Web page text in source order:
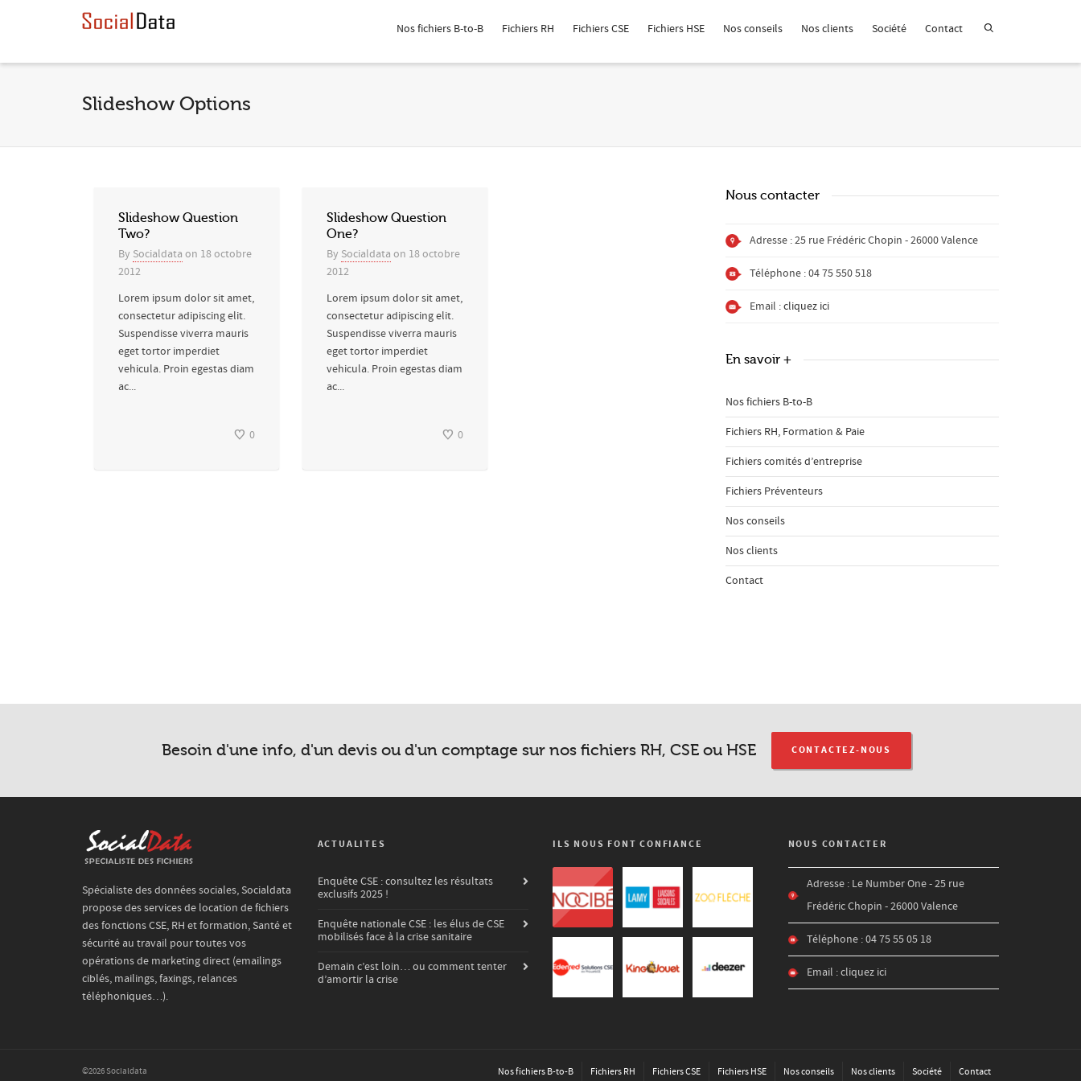
Nos fichiers B-to-B Fichiers RH Fichiers CSE Fichiers HSE Nos conseils Nos clients Société Contact
Slideshow Options
Slideshow Question
Two?
By Socialdata on 18 octobre
2012
Lorem ipsum dolor sit amet,
consectetur adipiscing elit.
Suspendisse viverra mauris
eget tortor imperdiet
vehicula. Proin egestas diam
ac...
0
Slideshow Question
One?
By Socialdata on 18 octobre
2012
Lorem ipsum dolor sit amet,
consectetur adipiscing elit.
Suspendisse viverra mauris
eget tortor imperdiet
vehicula. Proin egestas diam
ac...
0
Nous contacter
Adresse : 25 rue Frédéric Chopin - 26000 Valence
Téléphone : 04 75 550 518
Email :cliquez ici
En savoir +
Nos fichiers B-to-B
Fichiers RH, Formation & Paie
Fichiers comités d’entreprise
Fichiers Préventeurs
Nos conseils
Nos clients
Contact
Besoin d'une info, d'un devis ou d'un comptage sur nos fichiers RH, CSE ou HSE CONTACTEZ-NOUS
Spécialiste des données sociales, Socialdata
propose des services de location de fichiers
des fonctions CSE, RH et formation, Santé et
sécurité au travail pour toutes vos
opérations de marketing direct (emailings
ciblés, mailings, faxings, relances
téléphoniques…).
ACTUALITES
Enquête CSE : consultez les résultats
exclusifs 2025 !
Enquête nationale CSE : les élus de CSE
mobilisés face à la crise sanitaire
Demain c’est loin… ou comment tenter
d’amortir la crise
ILS NOUS FONT CONFIANCE NOUS CONTACTER
Adresse : Le Number One - 25 rue
Frédéric Chopin - 26000 Valence
Téléphone : 04 75 55 05 18
Email :cliquez ici
©2026 Socialdata Nos fichiers B-to-B Fichiers RH Fichiers CSE Fichiers HSE Nos conseils Nos clients Société Contact